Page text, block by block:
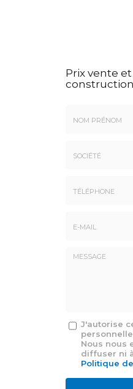
Prix vente
Message
J'autorise
Nous nous
diffuser ni
Politique
Acceptation